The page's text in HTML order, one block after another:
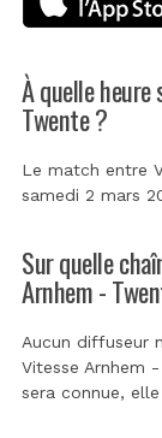
À quelle
Twente ?
Le match entre
samedi 2 mars
Sur quelle
Arnhem -
Aucun diffuseur
Vitesse Arnhem
sera connue,